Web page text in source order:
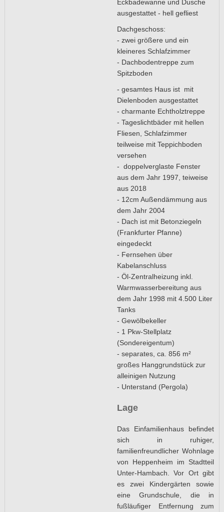
Eckbadewanne und Dusche
ausgestattet - hell gefliest
Dachgeschoss:
- zwei größere und ein
kleineres Schlafzimmer
- Dachbodentreppe zum
Spitzboden
- gesamtes Haus ist mit
Dielenboden ausgestattet
- charmante Echtholztreppe
- Tageslichtbäder mit hellen
Fliesen, Schlafzimmer
teilweise mit Teppichboden
versehen
- doppelverglaste Fenster
aus dem Jahr 1997, teiweise
aus 2018
- 12cm Außendämmung aus
dem Jahr 2004
- Dach ist mit Betonziegeln
(Frankfurter Pfanne)
eingedeckt
- Fernsehen über
Kabelanschluss
- Öl-Zentralheizung inkl.
Warmwasserbereitung aus
dem Jahr 1998 mit 4.500 Liter
Tanks
- Gewölbekeller
- 1 Pkw-Stellplatz
(Sondereigentum)
- separates, ca. 856 m²
großes Hanggrundstück zur
alleinigen Nutzung
- Unterstand (Pergola)
Lage
Das Einfamilienhaus befindet
sich in ruhiger,
familienfreundlicher Wohnlage
von Heppenheim im Stadtteil
Unter-Hambach. Vor Ort gibt
es zwei Kindergärten sowie
eine Grundschule, die in
fußläufiger Entfernung zum